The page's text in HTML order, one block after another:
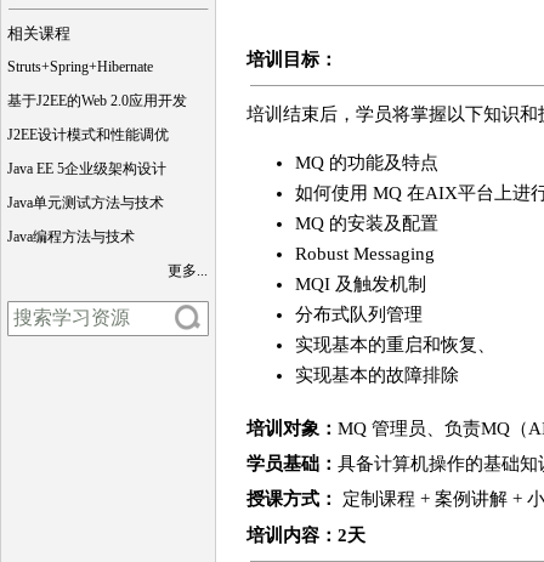
相关课程
Struts+Spring+Hibernate
基于J2EE的Web 2.0应用开发
J2EE设计模式和性能调优
Java EE 5企业级架构设计
Java单元测试方法与技术
Java编程方法与技术
更多...
培训目标：
培训结束后，学员将掌握以下知识和
MQ 的功能及特点
如何使用 MQ 在AIX平台上进
MQ 的安装及配置
Robust Messaging
MQI 及触发机制
分布式队列管理
实现基本的重启和恢复、
实现基本的故障排除
培训对象： MQ 管理员、负责MQ（
学员基础： 具备计算机操作的基础知
授课方式：
定制课程 + 案例讲解 +
培训 内容 ：2天